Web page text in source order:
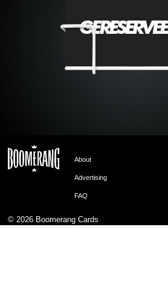
About
Advertising
FAQ
© 2026 Boomerang Cards